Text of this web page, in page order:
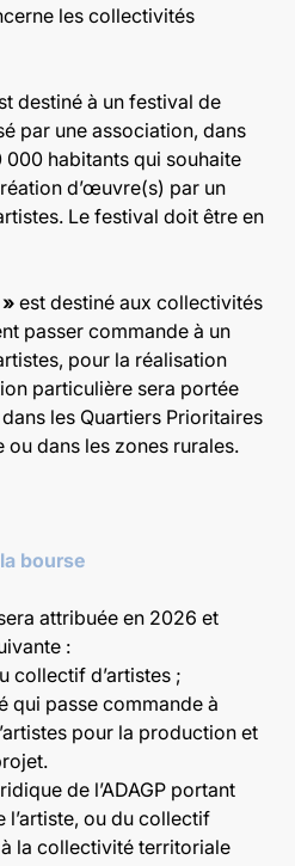
les collectivités
destiné à un festival de
par une association, dans
000 habitants qui souhaite
d’œuvre(s) par un
Le festival doit être en
est destiné aux collectivités
passer commande à un
pour la réalisation
particulière sera portée
les Quartiers Prioritaires
dans les zones rurales.
bourse
attribuée en 2026 et
:
collectif d’artistes ;
qui passe commande à
pour la production et
de l’ADAGP portant
l’artiste, ou du collectif
la collectivité territoriale